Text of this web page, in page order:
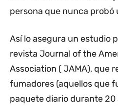
persona que nunca probó
Así lo asegura un estudio
revista Journal of the
Association ( JAMA), que
fumadores (aquellos que
paquete diario durante